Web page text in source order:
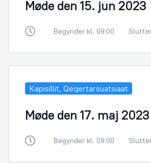
Møde den 15. jun 2023
Begynder kl. 09:00 Slutter
Kapisillit, Qeqertarsuatsiaat
Møde den 17. maj 2023
Begynder kl. 09:00 Slutter